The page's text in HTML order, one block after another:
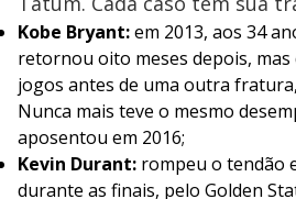
Kobe Bryant:em 2013, aos 34
retornou oito meses depois,
jogos antes de uma outra
Nunca mais teve o mesmo
aposentou em 2016;
Kevin Durant: rompeu o tendão
durante as finais, pelo Golden